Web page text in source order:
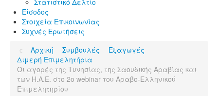
Είσοδος
Στοιχεία Επικοινωνίας
Συχνές Ερωτήσεις
Αρχική
Συμβουλές
Εξαγωγές
Διμερή Επιμελητήρια
Οι αγορές της Τυνησίας, της Σαουδικής Αραβίας και
των Η.Α.Ε. στο 2ο webinar του Αραβο-Ελληνικού
Επιμελητηρίου